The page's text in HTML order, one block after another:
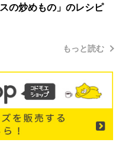
の炒めもの」のレシピ
もっと読む